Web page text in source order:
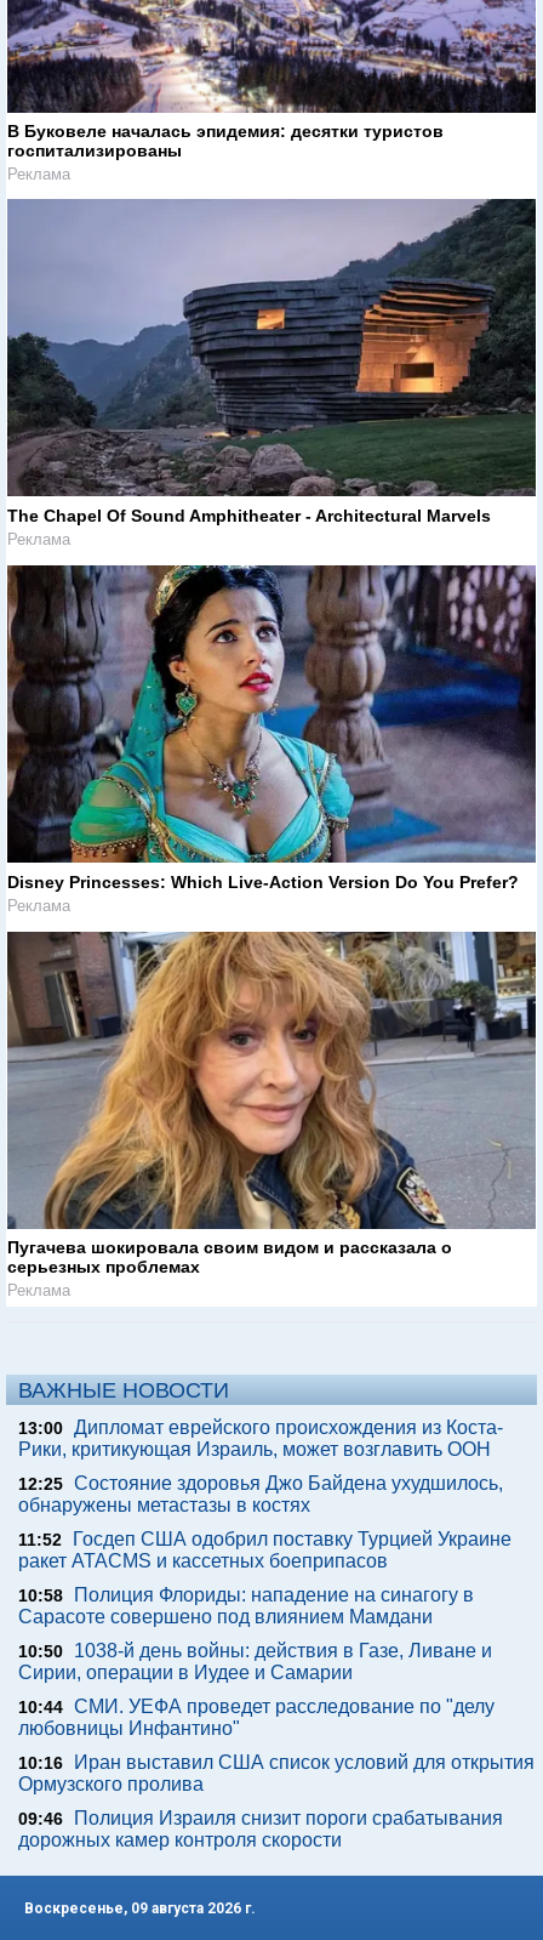
В Буковеле началась эпидемия: десятки туристов
госпитализированы
Реклама
The Chapel Of Sound Amphitheater - Architectural Marvels
Реклама
Disney Princesses: Which Live-Action Version Do You Prefer?
Реклама
Пугачева шокировала своим видом и рассказала о
серьезных проблемах
Реклама
ВАЖНЫЕ НОВОСТИ
13:00 Дипломат еврейского происхождения из Коста-
Рики, критикующая Израиль, может возглавить ООН
12:25 Состояние здоровья Джо Байдена ухудшилось,
обнаружены метастазы в костях
11:52
Госдеп США одобрил поставку Турцией Украине
ракет ATACMS и кассетных боеприпасов
10:58
Полиция Флориды: нападение на синагогу в
Сарасоте совершено под влиянием Мамдани
10:50
1038-й день войны: действия в Газе, Ливане и
Сирии, операции в Иудее и Самарии
10:44 СМИ. УЕФА проведет расследование по "делу
любовницы Инфантино"
10:16
Иран выставил США список условий для открытия
Ормузского пролива
09:46
Полиция Израиля снизит пороги срабатывания
дорожных камер контроля скорости
Воскресенье, 09 августа 2026 г.